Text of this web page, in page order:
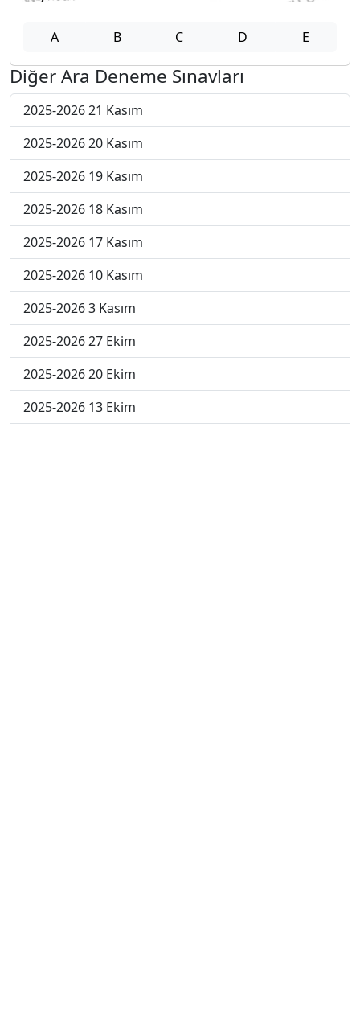
A B C D E
Diğer Ara Deneme Sınavları
2025-2026 21 Kasım
2025-2026 20 Kasım
2025-2026 19 Kasım
2025-2026 18 Kasım
2025-2026 17 Kasım
2025-2026 10 Kasım
2025-2026 3 Kasım
2025-2026 27 Ekim
2025-2026 20 Ekim
2025-2026 13 Ekim